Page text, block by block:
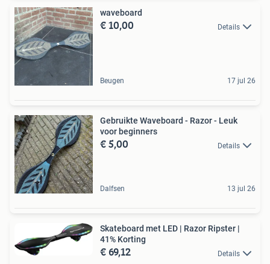
waveboard
€ 10,00 Details
Beugen 17 jul 26
Gebruikte Waveboard - Razor - Leuk
voor beginners
€ 5,00 Details
Dalfsen 13 jul 26
Skateboard met LED | Razor Ripster |
41% Korting
€ 69,12 Details